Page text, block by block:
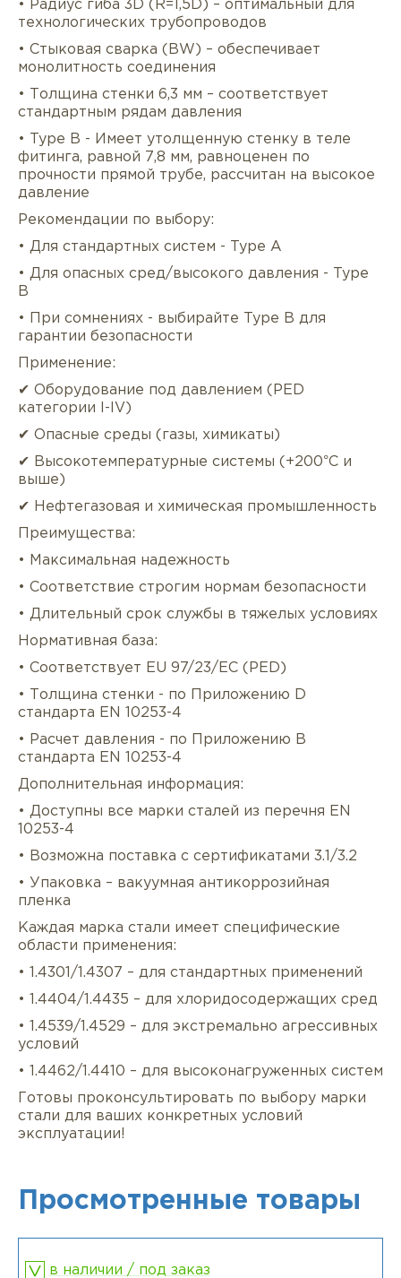
Описание Характеристики
Услуги Оплата/доставка Отзывы/
• Радиус гиба 3D (R=1,5D) – оптимальный для
технологических трубопроводов
• Стыковая сварка (BW) – обеспечивает
монолитность соединения
• Толщина стенки 6,3 мм – соответствует
стандартным рядам давления
• Type B - Имеет утолщенную стенку в теле
фитинга, равной 7,8 мм, равноценен по
прочности прямой трубе, рассчитан на высокое
давление
Рекомендации по выбору:
• Для стандартных систем - Type A
• Для опасных сред/высокого давления - Type
B
• При сомнениях - выбирайте Type B для
гарантии безопасности
Применение:
✔ Оборудование под давлением (PED
категории I-IV)
✔ Опасные среды (газы, химикаты)
✔ Высокотемпературные системы (+200°C и
выше)
✔ Нефтегазовая и химическая промышленность
Преимущества:
• Максимальная надежность
• Соответствие строгим нормам безопасности
• Длительный срок службы в тяжелых условиях
Нормативная база:
• Соответствует EU 97/23/EC (PED)
• Толщина стенки - по Приложению D
стандарта EN 10253-4
• Расчет давления - по Приложению B
стандарта EN 10253-4
Дополнительная информация:
• Доступны все марки сталей из перечня EN
10253-4
• Возможна поставка с сертификатами 3.1/3.2
• Упаковка – вакуумная антикоррозийная
пленка
Каждая марка стали имеет специфические
области применения:
• 1.4301/1.4307 – для стандартных применений
• 1.4404/1.4435 – для хлоридосодержащих сред
• 1.4539/1.4529 – для экстремально агрессивных
условий
• 1.4462/1.4410 – для высоконагруженных систем
Готовы проконсультировать по выбору марки
стали для ваших конкретных условий
эксплуатации!
Просмотренные товары
в наличии / под заказ